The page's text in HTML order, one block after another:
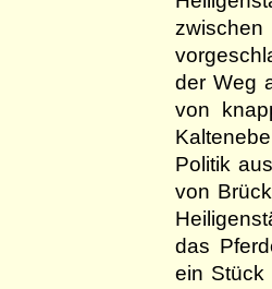
der Weg
von
Politik
von
das
ein Stück